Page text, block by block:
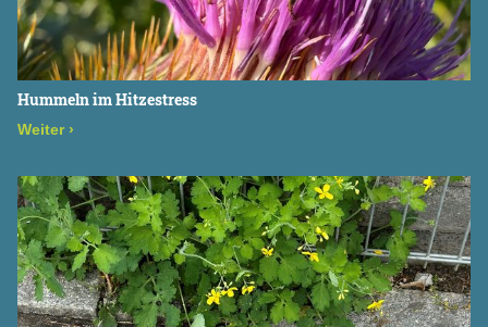
Hummeln im Hitzestress
Weiter ›